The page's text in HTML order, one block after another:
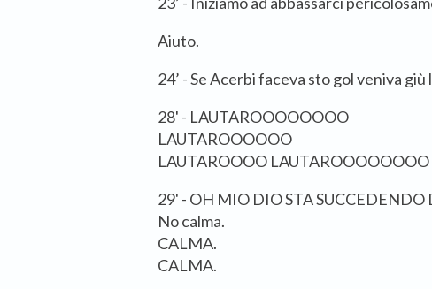
Aiuto.
24’ - Se Acerbi faceva sto gol veniva giù
28' - LAUTAROOOOOOOO
LAUTAROOOOOO
LAUTAROOOO LAUTAROOOOOOOO
29' - OH MIO DIO STA SUCCEDENDO
No calma.
CALMA.
CALMA.